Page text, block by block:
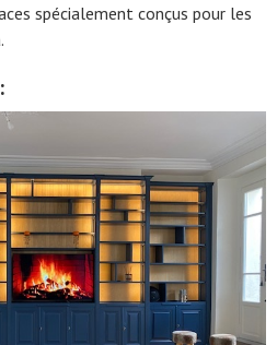
spécialement conçus pour les